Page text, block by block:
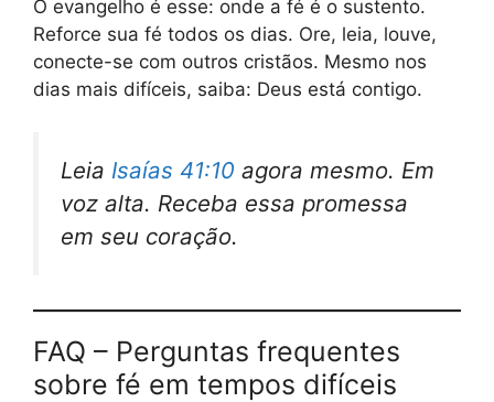
O evangelho é esse: onde a fé é o sustento.
Reforce sua fé todos os dias. Ore, leia, louve,
conecte-se com outros cristãos. Mesmo nos
dias mais difíceis, saiba: Deus está contigo.
Leia Isaías 41:10 agora mesmo. Em
voz alta. Receba essa promessa
em seu coração.
FAQ – Perguntas frequentes
sobre fé em tempos difíceis